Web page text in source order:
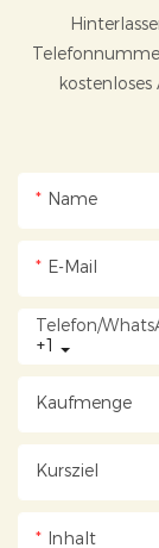
Name
E-Mail
+1
Telefon/
Kaufmenge
Kursziel
Inhalt